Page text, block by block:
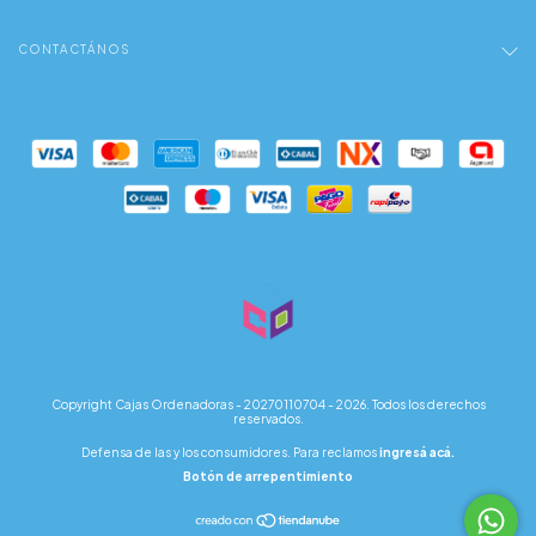
CONTACTÁNOS
Copyright Cajas Ordenadoras - 20270110704 - 2026. Todos los derechos
reservados.
Defensa de las y los consumidores. Para reclamosingresá acá.
Botón de arrepentimiento